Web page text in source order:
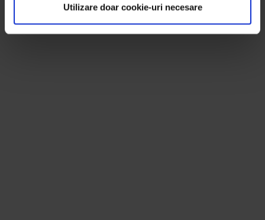
Utilizare doar cookie-uri necesare